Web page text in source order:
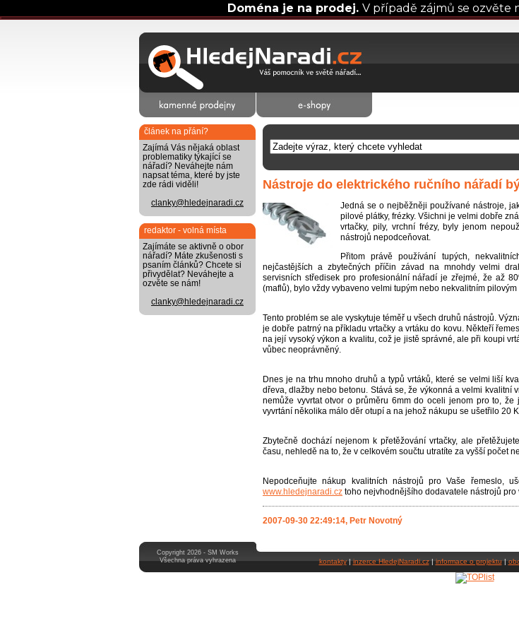
Doména je na prodej. V případě zájmů se ozvěte
článek na přání?
Zajímá Vás nějaká oblast
problematiky týkající se
nářadí? Neváhejte nám
napsat téma, které by jste
zde rádi viděli!
clanky@hledejnaradi.cz
redaktor - volná místa
Zajímáte se aktivně o obor
nářadí? Máte zkušenosti s
psaním článků? Chcete si
přivydělat? Neváhejte a
ozvěte se nám!
clanky@hledejnaradi.cz
Nástroje do elektrického ručního nářadí
Jedná se o nejběžněji používané nástroje,
pilové plátky, frézky. Všichni je velmi dobře
vrtačky, pily, vrchní frézy, byly jenom
nástrojů nepodceňovat.
Přitom právě používání tupých,
nejčastějších a zbytečných příčin závad na mnohdy velmi
servisních středisek pro profesionální nářadí je zřejmé, že až
(maflů), bylo vždy vybaveno velmi tupým nebo nekvalitním pilovým
Tento problém se ale vyskytuje téměř u všech druhů nástrojů.
je dobře patrný na příkladu vrtačky a vrtáku do kovu. Někteří
na její vysoký výkon a kvalitu, což je jistě správné, ale při koupi
vůbec neoprávněný.
Dnes je na trhu mnoho druhů a typů vrtáků, které se velmi liší
dřeva, dlažby nebo betonu. Stává se, že výkonná a velmi kvalitní
nemůže vyvrtat otvor o průměru 6mm do oceli jenom pro to,
vyvrtání několika málo děr otupí a na jehož nákupu se ušetřilo 20
Zbytečně dochází nejenom k přetěžování vrtačky, ale
času, nehledě na to, že v celkovém součtu utratíte za vyšší počet
Nepodceňujte nákup kvalitních nástrojů pro Vaše řemeslo,
www.hledejnaradi.cz toho nejvhodnějšího dodavatele nástrojů pro
2007-09-30 22:49:14, Petr Novotný
Copyright 2026 - SM Works
Všechna práva vyhrazena
kontakty|inzerce HledejNaradi.cz|informace o projektu|